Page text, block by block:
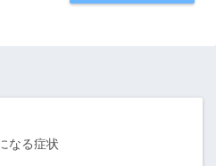
なる症状